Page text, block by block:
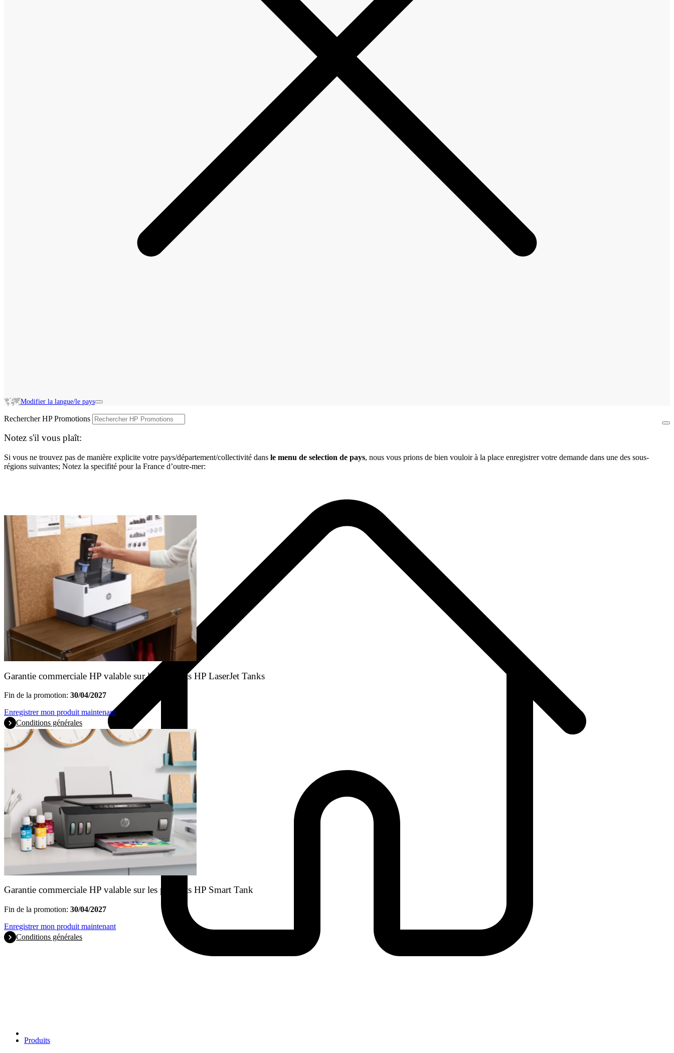
Produits
Modifier la langue/le pays
Rechercher HP Promotions
Notez s'il vous plaît:
Si vous ne trouvez pas de manière explicite votre pays/département/collectivité dans le menu de selection de pays, nous vous prions de bien vouloir à la place enregistrer votre demande dans une des sous-
régions suivantes; Notez la specifité pour la France d’outre-mer:
Garantie commerciale HP valable sur les produits HP LaserJet Tanks
Fin de la promotion: 30/04/2027
Enregistrer mon produit maintenant
Conditions générales
Garantie commerciale HP valable sur les produits HP Smart Tank
Fin de la promotion: 30/04/2027
Enregistrer mon produit maintenant
Conditions générales